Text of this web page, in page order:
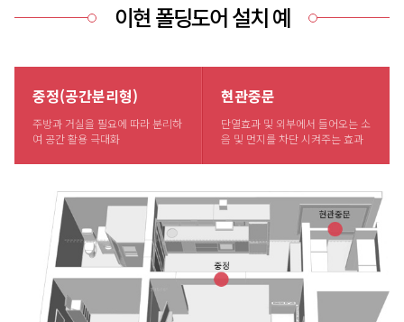
이현 폴딩도어 설치 예
현관중문
단열효과 및 외부에서 들어오는 소
음 및 먼지를 차단 시켜주는 효과
중정(공간분리형)
주방과 거실을 필요에 따라 분리하
여 공간 활용 극대화